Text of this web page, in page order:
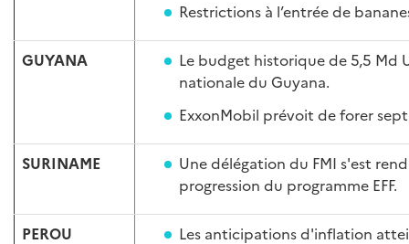
Restrictions à l’entrée de
GUYANA
Le budget historique de 5,5 Md
nationale du Guyana.
ExxonMobil prévoit de forer
SURINAME
Une délégation du FMI s'est
progression du programme EFF.
PEROU
Les anticipations d'inflation